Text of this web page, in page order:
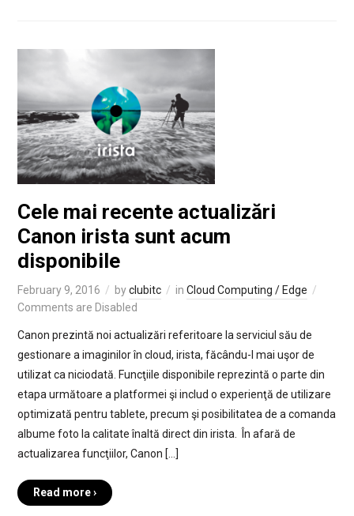
Cele mai recente actualizări
Canon irista sunt acum
disponibile
February 9, 2016 byclubitc in Cloud Computing / Edge
Comments are Disabled
Canon prezintă noi actualizări referitoare la serviciul său de
gestionare a imaginilor în cloud, irista, făcându-l mai uşor de
utilizat ca niciodată. Funcţiile disponibile reprezintă o parte din
etapa următoare a platformei şi includ o experienţă de utilizare
optimizată pentru tablete, precum şi posibilitatea de a comanda
albume foto la calitate înaltă direct din irista. În afară de
actualizarea funcţiilor, Canon […]
Read more ›